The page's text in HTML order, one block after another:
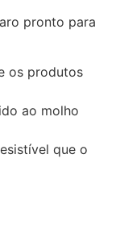
pronto para
os produtos
ao molho
que o